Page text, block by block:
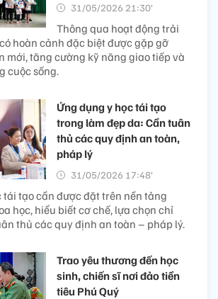
31/05/2026 21:30’
Thông qua hoạt động trải
hoàn cảnh đặc biệt được gặp gỡ
mới, tăng cường kỹ năng giao tiếp và
cuộc sống.
Ứng dụng y học tái tạo
trong làm đẹp da: Cần tuân
thủ các quy định an toàn,
pháp lý​
31/05/2026 17:48’
tái tạo cần được đặt trên nền tảng
học, hiểu biết cơ chế, lựa chọn chỉ
thủ các quy định an toàn – pháp lý.
Trao yêu thương đến học
sinh, chiến sĩ nơi đảo tiền
tiêu Phú Quý